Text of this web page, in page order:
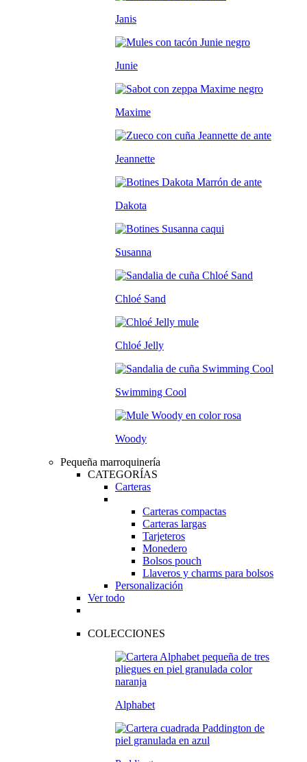
Janis
Junie
Maxime
Jeannette
Dakota
Susanna
Chloé Sand
Chloé Jelly
Swimming Cool
Woody
Pequeña marroquinería
CATEGORÍAS
Carteras
Carteras compactas
Carteras largas
Tarjeteros
Monedero
Bolsos pouch
Llaveros y charms para bolsos
Personalización
Ver todo
COLECCIONES
Alphabet